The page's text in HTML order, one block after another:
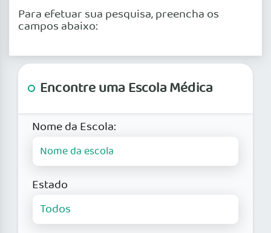
Para efetuar sua pesquisa, preencha os
campos abaixo:
Encontre uma Escola Médica
Nome da Escola:
Estado